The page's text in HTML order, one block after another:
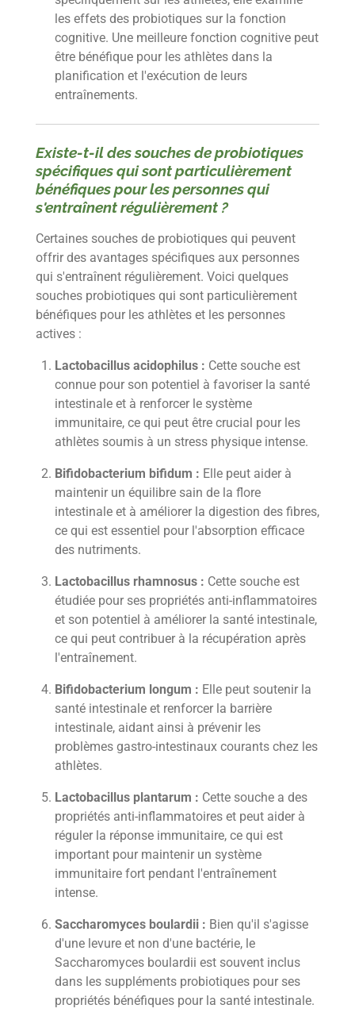
les effets des probiotiques sur la fonction
cognitive. Une meilleure fonction cognitive peut
être bénéfique pour les athlètes dans la
planification et l'exécution de leurs
entraînements.
Existe-t-il des souches de probiotiques
spécifiques qui sont particulièrement
bénéfiques pour les personnes qui
s'entraînent régulièrement ?
Certaines souches de probiotiques qui peuvent
offrir des avantages spécifiques aux personnes
qui s'entraînent régulièrement. Voici quelques
souches probiotiques qui sont particulièrement
bénéfiques pour les athlètes et les personnes
actives :
Lactobacillus acidophilus : Cette souche est
connue pour son potentiel à favoriser la santé
intestinale et à renforcer le système
immunitaire, ce qui peut être crucial pour les
athlètes soumis à un stress physique intense.
Bifidobacterium bifidum : Elle peut aider à
maintenir un équilibre sain de la flore
intestinale et à améliorer la digestion des fibres,
ce qui est essentiel pour l'absorption efficace
des nutriments.
Lactobacillus rhamnosus : Cette souche est
étudiée pour ses propriétés anti-inflammatoires
et son potentiel à améliorer la santé intestinale,
ce qui peut contribuer à la récupération après
l'entraînement.
Bifidobacterium longum : Elle peut soutenir la
santé intestinale et renforcer la barrière
intestinale, aidant ainsi à prévenir les
problèmes gastro-intestinaux courants chez les
athlètes.
Lactobacillus plantarum : Cette souche a des
propriétés anti-inflammatoires et peut aider à
réguler la réponse immunitaire, ce qui est
important pour maintenir un système
immunitaire fort pendant l'entraînement
intense.
Saccharomyces boulardii : Bien qu'il s'agisse
d'une levure et non d'une bactérie, le
Saccharomyces boulardii est souvent inclus
dans les suppléments probiotiques pour ses
propriétés bénéfiques pour la santé intestinale.